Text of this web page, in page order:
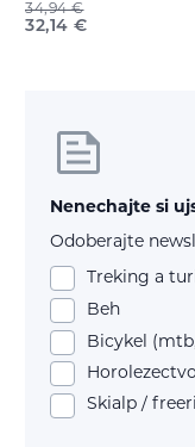
34,94€
32,14 €
Nenechajte si
Odoberajte
Treking a
Beh
Bicykel
Skialp /